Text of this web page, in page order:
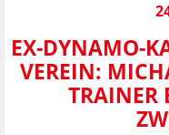
EX-DYNAMO-
VEREIN:
TRAINER